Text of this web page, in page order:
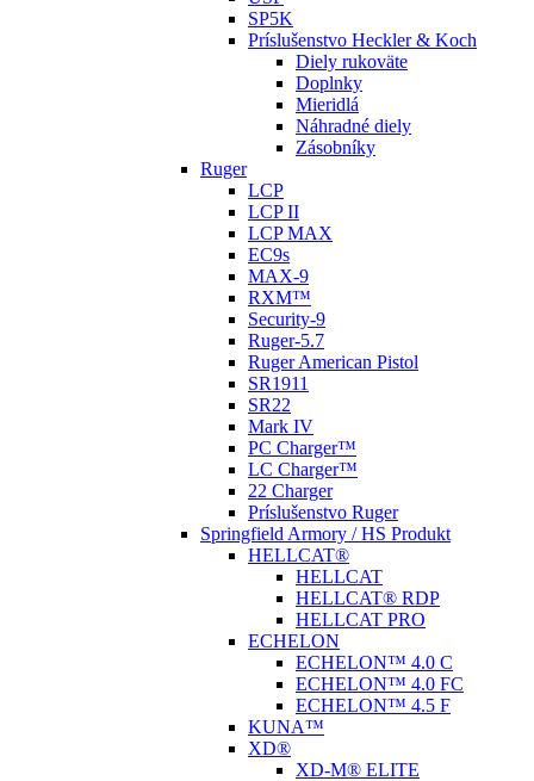
SP5K
Príslušenstvo Heckler & Koch
Diely rukoväte
Doplnky
Mieridlá
Náhradné diely
Zásobníky
Ruger
LCP
LCP II
LCP MAX
EC9s
MAX-9
RXM™
Security-9
Ruger-5.7
Ruger American Pistol
SR1911
SR22
Mark IV
PC Charger™
LC Charger™
22 Charger
Príslušenstvo Ruger
Springfield Armory / HS Produkt
HELLCAT®
HELLCAT
HELLCAT® RDP
HELLCAT PRO
ECHELON
ECHELON™ 4.0 C
ECHELON™ 4.0 FC
ECHELON™ 4.5 F
KUNA™
XD®
XD-M® ELITE